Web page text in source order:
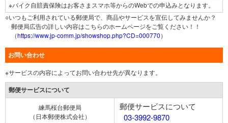
※バイク自賠責保険はお客さまスマホ等からのWebでの申込みとなります。
○いつもご利用されている郵便局で、商品やサービスを宣伝してみませんか？
郵便局広告の詳しい内容はこちらのホームページをご覧ください！！
（https://www.jp-comm.jp/showshop.php?CD=000770）
お問い合わせ
※サービスの内容によってお問い合わせ先が異なります。
郵便サービスについて
練馬桜台郵便局
（日本郵便株式会社）
郵便サービスについて
03-3992-9870